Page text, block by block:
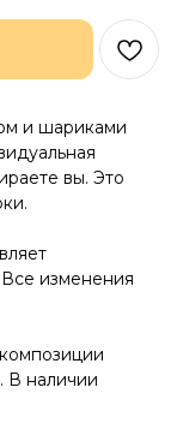
и шариками
вы. Это
изменения
наличии